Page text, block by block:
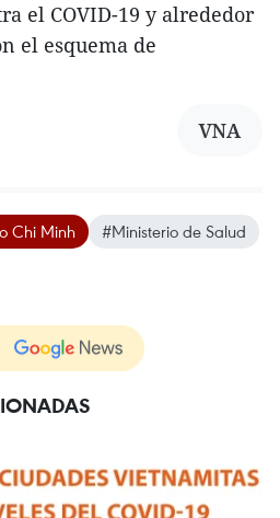
el COVID-19 y alrededor
el esquema de
VNA
Chi Minh #Ministerio de Salud